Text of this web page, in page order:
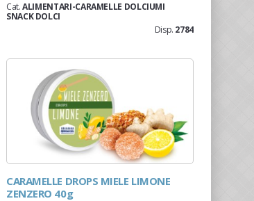
Cat.ALIMENTARI-CARAMELLE DOLCIUMI
SNACK DOLCI
Disp. 2784
CARAMELLE DROPS MIELE LIMONE
ZENZERO 40g